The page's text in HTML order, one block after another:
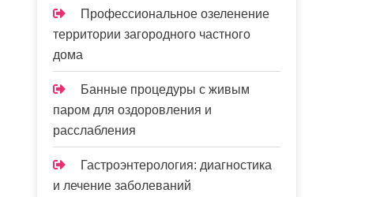
Профессиональное озеленение
территории загородного частного
дома
Банные процедуры с живым
паром для оздоровления и
расслабления
Гастроэнтерология: диагностика
и лечение заболеваний